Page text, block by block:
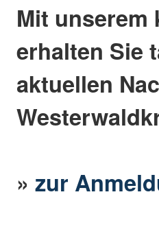
Mit unserem
erhalten Sie
aktuellen
»zur